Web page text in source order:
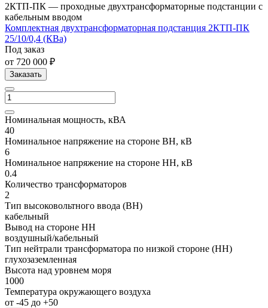
2КТП-ПК — проходные двухтрансформаторные подстанции с
кабельным вводом
Комплектная двухтрансформаторная подстанция 2КТП-ПК
25/10/0,4 (КВа)
Под заказ
от 720 000 ₽
Заказать
Номинальная мощность, кВА
40
Номинальное напряжение на стороне ВН, кВ
6
Номинальное напряжение на стороне НН, кВ
0.4
Количество трансформаторов
2
Тип высоковольтного ввода (ВН)
кабельный
Вывод на стороне НН
воздушный/кабельный
Тип нейтрали трансформатора по низкой стороне (НН)
глухозаземленная
Высота над уровнем моря
1000
Температура окружающего воздуха
от -45 до +50